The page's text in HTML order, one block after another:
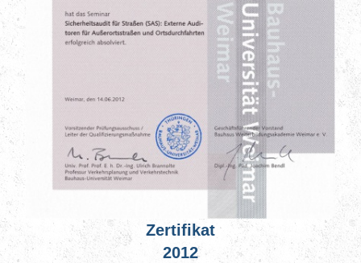
Zertifikat
2012